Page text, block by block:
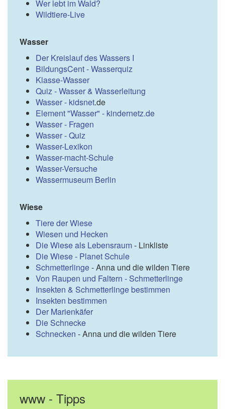
Wer lebt im Wald?
Wildtiere-Live
Wasser
Der Kreislauf des Wassers I
BildungsCent - Wasserquiz
Klasse-Wasser
Quiz - Wasser & Wasserleitung
Wasser - kidsnet.de
Element "Wasser" - kindernetz.de
Wasser - Fragen
Wasser - Quiz
Wasser-Lexikon
Wasser-macht-Schule
Wasser-Versuche
Wassermuseum Berlin
Wiese
Tiere der Wiese
Wiesen und Hecken
Die Wiese als Lebensraum- Linkliste
Die Wiese - Planet Schule
Schmetterlinge- Anna und die wilden Tiere
Von Raupen und Faltern - Schmetterlinge
Insekten & Schmetterlinge bestimmen
Insekten bestimmen
Der Marienkäfer
Die Schnecke
Schnecken - Anna und die wilden Tiere
www - Tipps